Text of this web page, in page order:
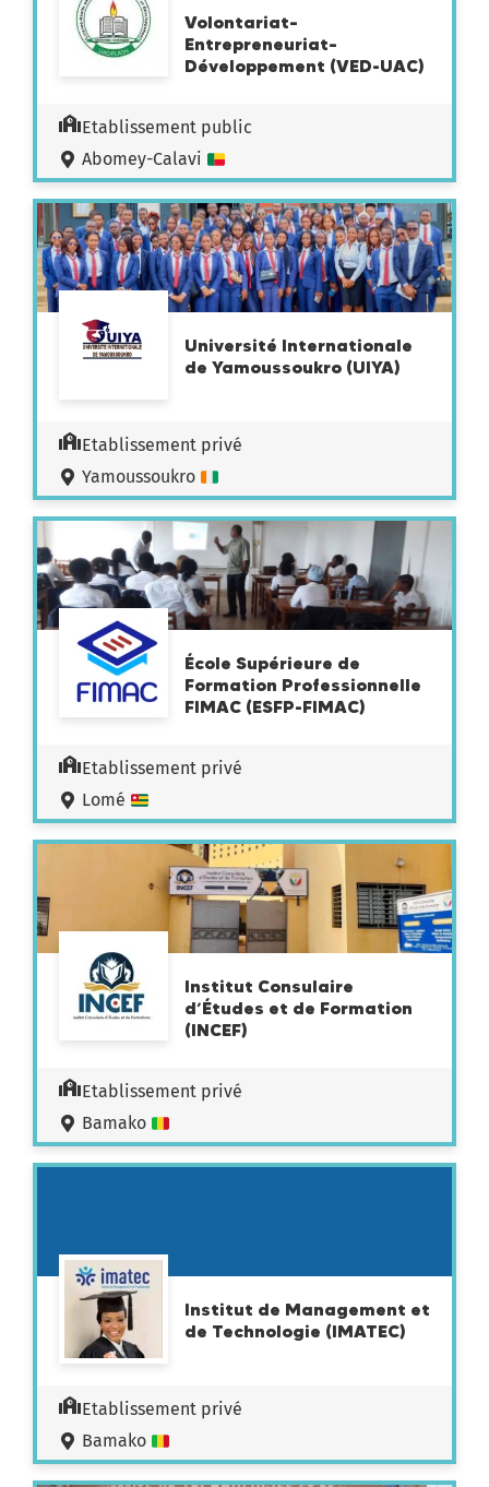
Volontariat–
Entrepreneuriat–
Développement (VED-UAC)
Etablissement public
Abomey-Calavi
Université Internationale
de Yamoussoukro (UIYA)
Etablissement privé
Yamoussoukro
École Supérieure de
Formation Professionnelle
FIMAC (ESFP-FIMAC)
Etablissement privé
Lomé
Institut Consulaire
d’Études et de Formation
(INCEF)
Etablissement privé
Bamako
Institut de Management et
de Technologie (IMATEC)
Etablissement privé
Bamako